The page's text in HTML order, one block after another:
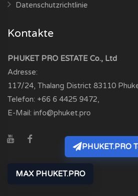
Datenschutzrichtlinie
Kontakte
PHUKET PRO ESTATE Co., Ltd
Adresse:
117/24, Thalang District 83110
Telefon: +66 6 4425 9472,
E-Mail: info@phuket.pro
PHUKET.PRO
MAX PHUKET.PRO